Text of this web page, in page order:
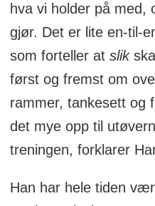
hva vi holder på med,
gjør. Det er lite en-til-
som forteller at slik
først og fremst om
rammer, tankesett og
det mye opp til
treningen, forklarer
Han har hele tiden